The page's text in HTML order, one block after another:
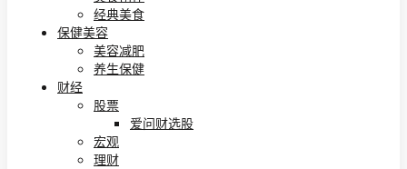
经典美食
保健美容
美容减肥
养生保健
财经
股票
爱问财选股
宏观
理财